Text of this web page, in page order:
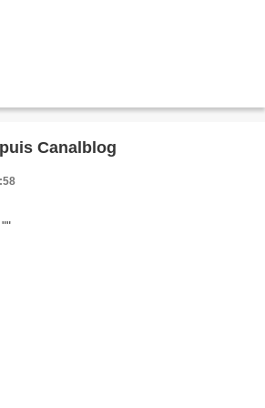
Article publié depuis Canalblog